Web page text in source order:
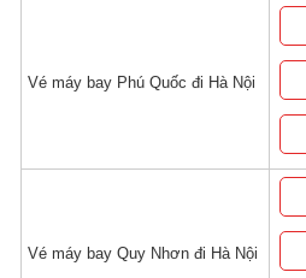
Vé máy bay Phú Quốc đi Hà Nội
Vé máy bay Quy Nhơn đi Hà Nội